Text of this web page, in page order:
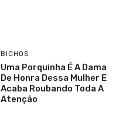
BICHOS
Uma Porquinha É A Dama
De Honra Dessa Mulher E
Acaba Roubando Toda A
Atenção